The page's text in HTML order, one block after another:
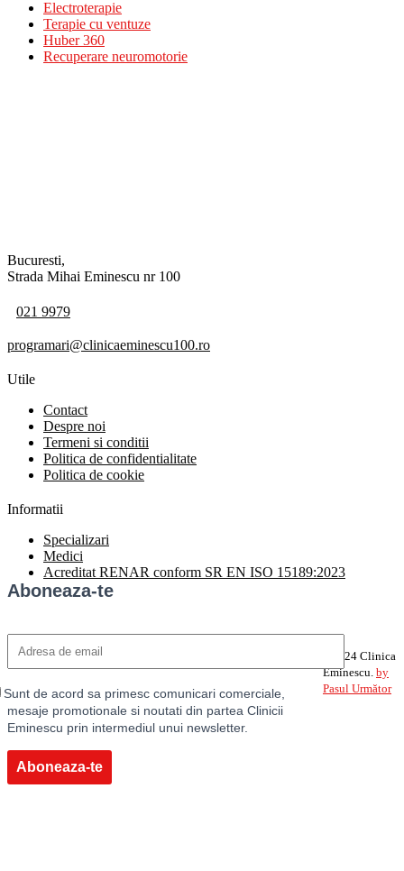
Electroterapie
Terapie cu ventuze
Huber 360
Recuperare neuromotorie
Bucuresti,
Strada Mihai Eminescu nr 100
021 9979
programari@clinicaeminescu100.ro
Utile
Contact
Despre noi
Termeni si conditii
Politica de confidentialitate
Politica de cookie
Informatii
Specializari
Medici
Acreditat RENAR conform SR EN ISO 15189:2023
Aboneaza-te
Sunt de acord sa primesc comunicari comerciale,
mesaje promotionale si noutati din partea Clinicii
Eminescu prin intermediul unui newsletter.
Aboneaza-te
©2024 Clinica
Eminescu. by
Pasul Următor